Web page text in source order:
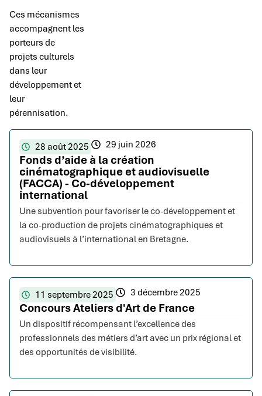
Ces mécanismes
accompagnent les
porteurs de
projets culturels
dans leur
développement et
leur
pérennisation.
28 août 2025 29 juin 2026
Fonds d’aide à la création
cinématographique et audiovisuelle
(FACCA) - Co-développement
international
Une subvention pour favoriser le co-développement et
la co-production de projets cinématographiques et
audiovisuels à l’international en Bretagne.
11 septembre 2025 3 décembre 2025
Concours Ateliers d'Art de France
Un dispositif récompensant l’excellence des
professionnels des métiers d’art avec un prix régional et
des opportunités de visibilité.